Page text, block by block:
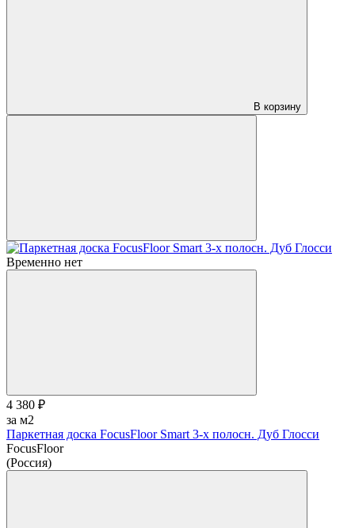
В корзину
Временно нет
4 380 ₽
за м2
Паркетная доска FocusFloor Smart 3-х полосн. Дуб Глосси
FocusFloor
(Россия)